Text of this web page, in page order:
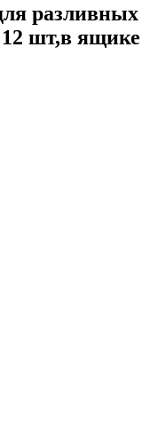
разливных
12 шт,в ящике